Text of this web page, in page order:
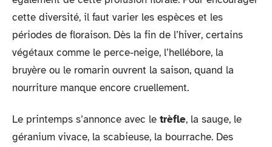
cette diversité, il faut varier les espèces et les
périodes de floraison. Dès la fin de l’hiver, certains
végétaux comme le perce-neige, l’hellébore, la
bruyère ou le romarin ouvrent la saison, quand la
nourriture manque encore cruellement.
Le printemps s’annonce avec le trèfle, la sauge, le
géranium vivace, la scabieuse, la bourrache. Des